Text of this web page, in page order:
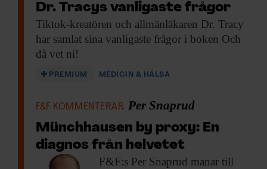
Dr. Tracys vanligaste frågor
Tiktok-kreatören och allmänläkaren Dr. Tracy
har samlat sina vanligaste frågor i boken Och
då vet ni!
PREMIUM MEDICIN & HÄLSA
F&F KOMMENTERAR Per Snaprud
Münchhausen by proxy: En
diagnos från helvetet
F&F:s Per Snaprud manar till